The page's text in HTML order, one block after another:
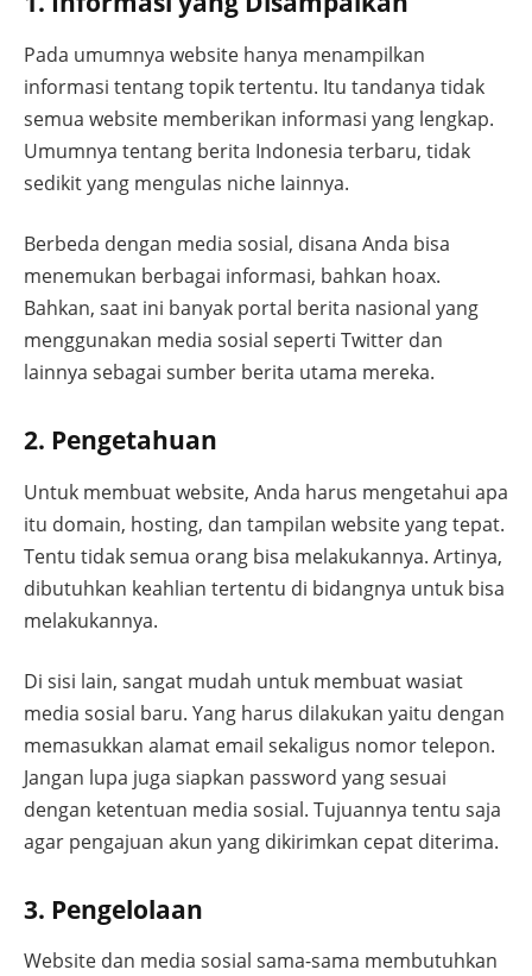
Pada umumnya website hanya menampilkan
informasi tentang topik tertentu. Itu tandanya tidak
semua website memberikan informasi yang lengkap.
Umumnya tentang berita Indonesia terbaru, tidak
sedikit yang mengulas niche lainnya.
Berbeda dengan media sosial, disana Anda bisa
menemukan berbagai informasi, bahkan hoax.
Bahkan, saat ini banyak portal berita nasional yang
menggunakan media sosial seperti Twitter dan
lainnya sebagai sumber berita utama mereka.
2. Pengetahuan
Untuk membuat website, Anda harus mengetahui apa
itu domain, hosting, dan tampilan website yang tepat.
Tentu tidak semua orang bisa melakukannya. Artinya,
dibutuhkan keahlian tertentu di bidangnya untuk bisa
melakukannya.
Di sisi lain, sangat mudah untuk membuat wasiat
media sosial baru. Yang harus dilakukan yaitu dengan
memasukkan alamat email sekaligus nomor telepon.
Jangan lupa juga siapkan password yang sesuai
dengan ketentuan media sosial. Tujuannya tentu saja
agar pengajuan akun yang dikirimkan cepat diterima.
3. Pengelolaan
Website dan media sosial sama-sama membutuhkan